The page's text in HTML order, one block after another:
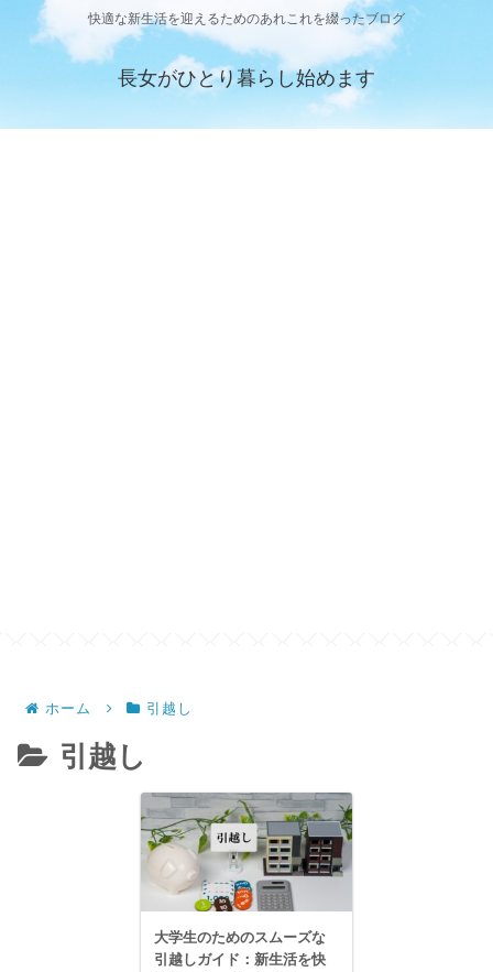
快適な新生活を迎えるためのあれこれを綴ったブログ
長女がひとり暮らし始めます
ホーム 引越し
引越し
大学生のためのスムーズな
引越しガイド：新生活を快